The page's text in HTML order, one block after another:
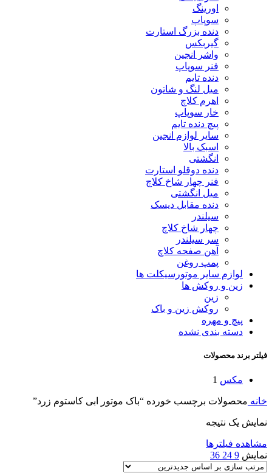
اورینگ
سوپاپ
دنده بزرگ استارت
گیربکس
واشر انجین
فنر سوپاپ
دنده تایم
میل لنگ و شاتون
اهرم کلاچ
خار سوپاپ
پیچ دنده تایم
سایر لوازم انجین
اسبک بالا
انگشتی
دنده دوقلو استارت
فنر چهار شاخ کلاچ
میل انگشتی
دنده مقابل دیسک
سیلندر
چهار شاخ کلاچ
سر سیلندر
آهن صفحه کلاچ
پمپ روغن
لوازم سایر موتورسیکلت ها
زین و روکش ها
زین
روکش زین و باک
پیچ و مهره
دسته بندی نشده
فیلتر برند محصولات
مکس 1
خانه محصولات برچسب خورده “باک موتور ابی کاستوم زرد”
نمایش یک نتیجه
مشاهده فیلترها
نمایش 9
24
36